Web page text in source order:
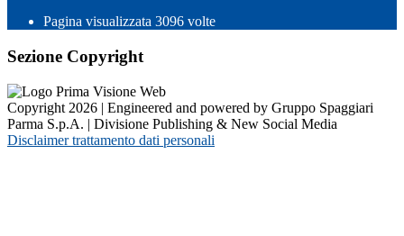
Pagina visualizzata 3096 volte
Sezione Copyright
Copyright 2026 | Engineered and powered by Gruppo Spaggiari
Parma S.p.A. | Divisione Publishing & New Social Media
Disclaimer trattamento dati personali